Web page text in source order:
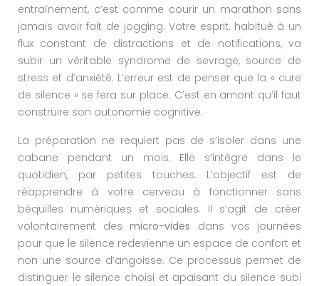
entraînement, c’est comme courir un marathon sans
jamais avoir fait de jogging. Votre esprit, habitué à un
flux constant de distractions et de notifications, va
subir un véritable syndrome de sevrage, source de
stress et d’anxiété. L’erreur est de penser que la « cure
de silence » se fera sur place. C’est en amont qu’il faut
construire son autonomie cognitive.
La préparation ne requiert pas de s’isoler dans une
cabane pendant un mois. Elle s’intègre dans le
quotidien, par petites touches. L’objectif est de
réapprendre à votre cerveau à fonctionner sans
béquilles numériques et sociales. Il s’agit de créer
volontairement desmicro-vides dans vos journées
pour que le silence redevienne un espace de confort et
non une source d’angoisse. Ce processus permet de
distinguer le silence choisi et apaisant du silence subi